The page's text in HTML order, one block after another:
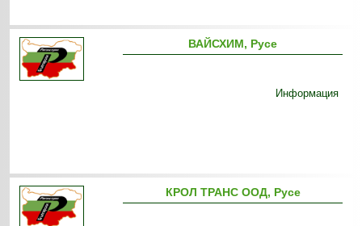
ВАЙСХИМ, Русе
Информация
КРОЛ ТРАНС ООД, Русе